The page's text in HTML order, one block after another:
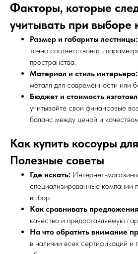
Факторы, которые
учитывать при выборе
Размер и габариты лестницы:
точно соответствовать
пространства.
Материал и стиль интерьера:
металл для современности или
Бюджет и стоимость
учитывайте свои финансовые
баланс между ценой и
Как купить косоуры
Полезные советы
Где искать: Интернет-
специализированные компании
выбор.
Как сравнивать
качество и предоставляемую
На что обратить внимание
в наличии всех сертификаций и